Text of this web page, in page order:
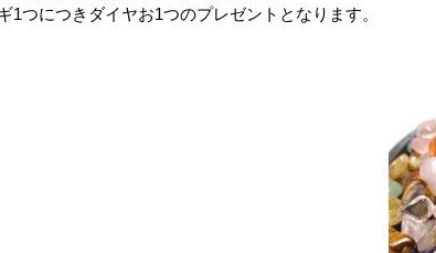
1つにつきダイヤお1つのプレゼントとなります。